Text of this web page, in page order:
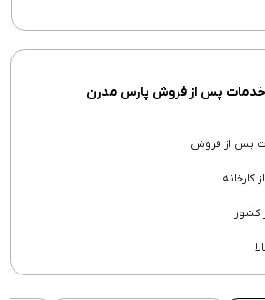
پس از فروش
کارخانه
کشور